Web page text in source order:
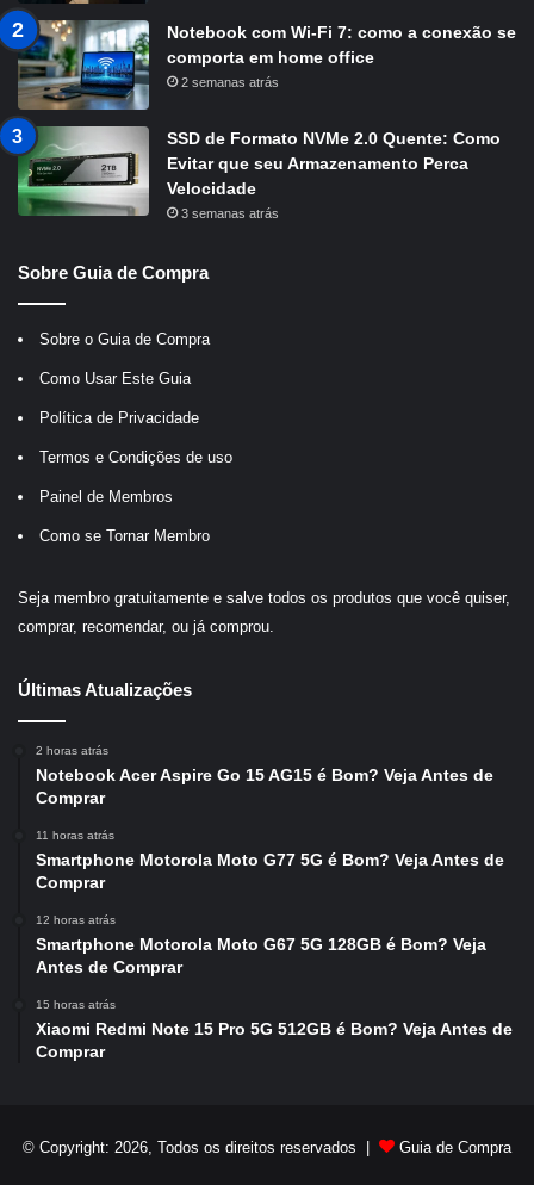
Notebook com Wi-Fi 7: como a conexão se
comporta em home office
2 semanas atrás
SSD de Formato NVMe 2.0 Quente: Como
Evitar que seu Armazenamento Perca
Velocidade
3 semanas atrás
Sobre Guia de Compra
Sobre o Guia de Compra
Como Usar Este Guia
Política de Privacidade
Termos e Condições de uso
Painel de Membros
Como se Tornar Membro
Seja membro gratuitamente e salve todos os produtos que você quiser,
comprar, recomendar, ou já comprou.
Últimas Atualizações
2 horas atrás
Notebook Acer Aspire Go 15 AG15 é Bom? Veja Antes de
Comprar
11 horas atrás
Smartphone Motorola Moto G77 5G é Bom? Veja Antes de
Comprar
12 horas atrás
Smartphone Motorola Moto G67 5G 128GB é Bom? Veja
Antes de Comprar
15 horas atrás
Xiaomi Redmi Note 15 Pro 5G 512GB é Bom? Veja Antes de
Comprar
© Copyright: 2026, Todos os direitos reservados | Guia de Compra